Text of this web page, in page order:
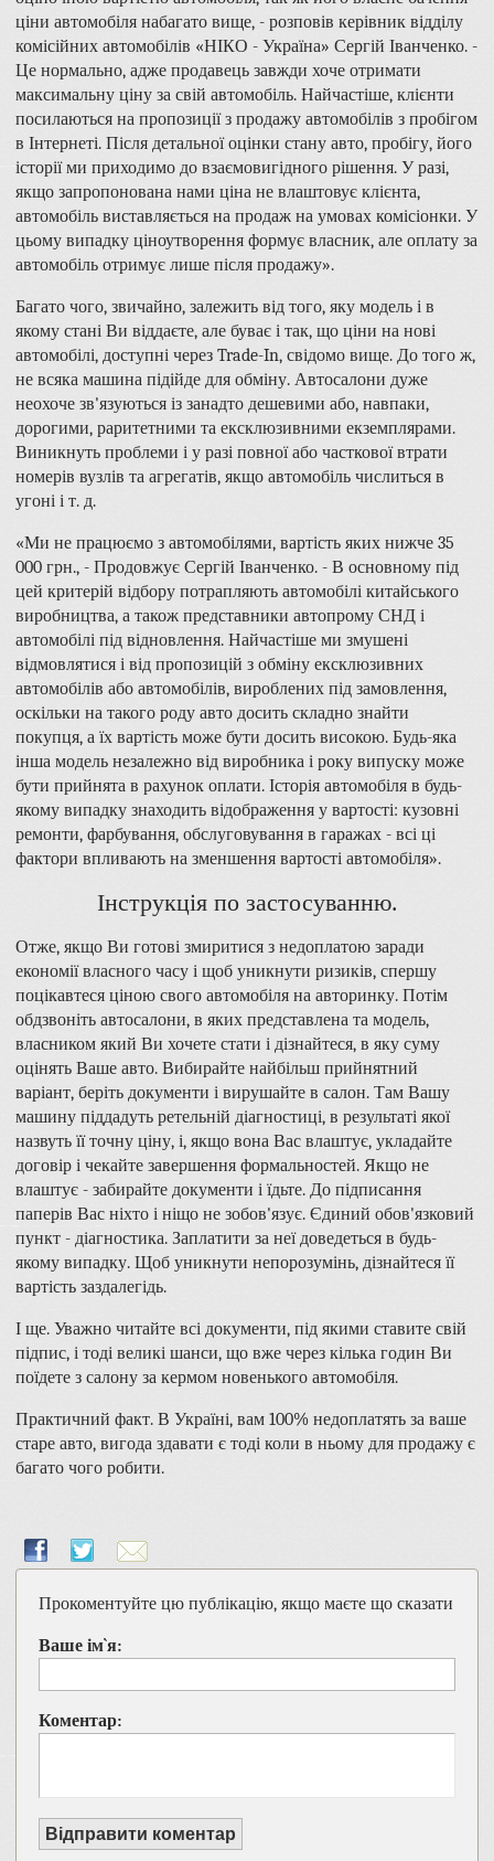
ціни автомобіля набагато вище, - розповів керівник відділу
комісійних автомобілів «НІКО - Україна» Сергій Іванченко. -
Це нормально, адже продавець завжди хоче отримати
максимальну ціну за свій автомобіль. Найчастіше, клієнти
посилаються на пропозиції з продажу автомобілів з пробігом
в Інтернеті. Після детальної оцінки стану авто, пробігу, його
історії ми приходимо до взаємовигідного рішення. У разі,
якщо запропонована нами ціна не влаштовує клієнта,
автомобіль виставляється на продаж на умовах комісіонки. У
цьому випадку ціноутворення формує власник, але оплату за
автомобіль отримує лише після продажу».
Багато чого, звичайно, залежить від того, яку модель і в
якому стані Ви віддаєте, але буває і так, що ціни на нові
автомобілі, доступні через Trade-In, свідомо вище. До того ж,
не всяка машина підійде для обміну. Автосалони дуже
неохоче зв'язуються із занадто дешевими або, навпаки,
дорогими, раритетними та ексклюзивними екземплярами.
Виникнуть проблеми і у разі повної або часткової втрати
номерів вузлів та агрегатів, якщо автомобіль числиться в
угоні і т. д.
«Ми не працюємо з автомобілями, вартість яких нижче 35
000 грн., - Продовжує Сергій Іванченко. - В основному під
цей критерій відбору потрапляють автомобілі китайського
виробництва, а також представники автопрому СНД і
автомобілі під відновлення. Найчастіше ми змушені
відмовлятися і від пропозицій з обміну ексклюзивних
автомобілів або автомобілів, вироблених під замовлення,
оскільки на такого роду авто досить складно знайти
покупця, а їх вартість може бути досить високою. Будь-яка
інша модель незалежно від виробника і року випуску може
бути прийнята в рахунок оплати. Історія автомобіля в будь-
якому випадку знаходить відображення у вартості: кузовні
ремонти, фарбування, обслуговування в гаражах - всі ці
фактори впливають на зменшення вартості автомобіля».
Інструкція по застосуванню.
Отже, якщо Ви готові змиритися з недоплатою заради
економії власного часу і щоб уникнути ризиків, спершу
поцікавтеся ціною свого автомобіля на авторинку. Потім
обдзвоніть автосалони, в яких представлена ​​та модель,
власником який Ви хочете стати і дізнайтеся, в яку суму
оцінять Ваше авто. Вибирайте найбільш прийнятний
варіант, беріть документи і вирушайте в салон. Там Вашу
машину піддадуть ретельній діагностиці, в результаті якої
назвуть її точну ціну, і, якщо вона Вас влаштує, укладайте
договір і чекайте завершення формальностей. Якщо не
влаштує - забирайте документи і їдьте. До підписання
паперів Вас ніхто і ніщо не зобов'язує. Єдиний обов'язковий
пункт - діагностика. Заплатити за неї доведеться в будь-
якому випадку. Щоб уникнути непорозумінь, дізнайтеся її
вартість заздалегідь.
І ще. Уважно читайте всі документи, під якими ставите свій
підпис, і тоді великі шанси, що вже через кілька годин Ви
поїдете з салону за кермом новенького автомобіля.
Практичний факт. В Україні, вам 100% недоплатять за ваше
старе авто, вигода здавати є тоді коли в ньому для продажу є
багато чого робити.
Прокоментуйте цю публікацію, якщо маєте що сказати
Ваше ім`я:
Коментар:
Відправити коментар